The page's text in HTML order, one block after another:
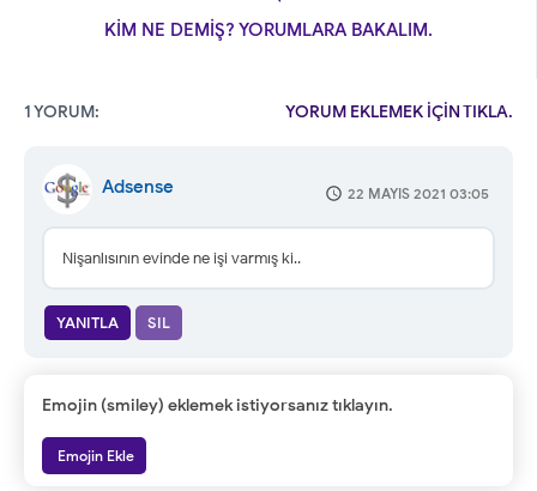
KİM NE DEMİŞ? YORUMLARA BAKALIM.
YORUM EKLEMEK İÇİN TIKLA.
1 YORUM:
Adsense 22 MAYIS 2021 03:05
Nişanlısının evinde ne işi varmış ki..
YANITLA SIL
Emojin (smiley) eklemek istiyorsanız tıklayın.
Emojin Ekle